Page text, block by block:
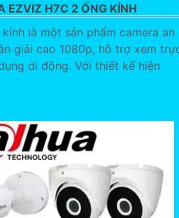
EZVIZ H7C 2 ỐNG KÍNH
là một sản phẩm camera an
giải cao 1080p, hỗ trợ xem
di động. Với thiết kế hiện